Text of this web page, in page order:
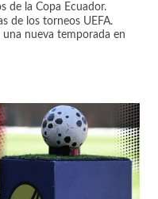
de la Copa Ecuador.
de los torneos UEFA.
nueva temporada en